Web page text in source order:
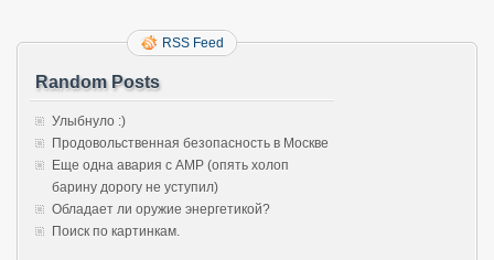
RSS Feed
Random Posts
Улыбнуло :)
Продовольственная безопасность в Москве
Еще одна авария с АМР (опять холоп
барину дорогу не уступил)
Обладает ли оружие энергетикой?
Поиск по картинкам.